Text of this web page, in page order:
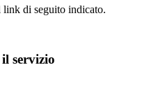
link di seguito indicato.
servizio